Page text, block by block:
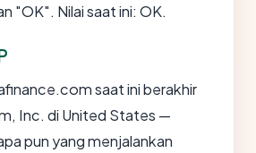
"OK". Nilai saat ini: OK.
saat ini berakhir
Inc. di United States —
pun yang menjalankan